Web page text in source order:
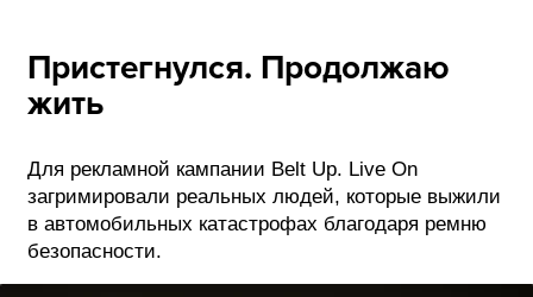
Пристегнулся. Продолжаю
жить
Для рекламной кампании Belt Up. Live On
загримировали реальных людей, которые выжили
в автомобильных катастрофах благодаря ремню
безопасности.